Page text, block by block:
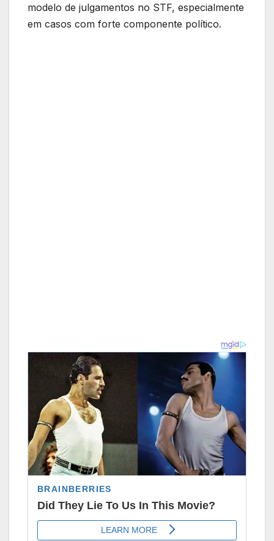
modelo de julgamentos no STF, especialmente
em casos com forte componente político.